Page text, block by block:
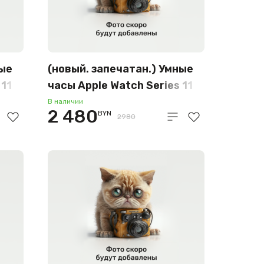
(новый. запечатан.) Умные
часы Apple Watch Series 11
LTE 42 мм (титановый
корпус, сланец/сланец,
В наличии
2 480BYN 2980